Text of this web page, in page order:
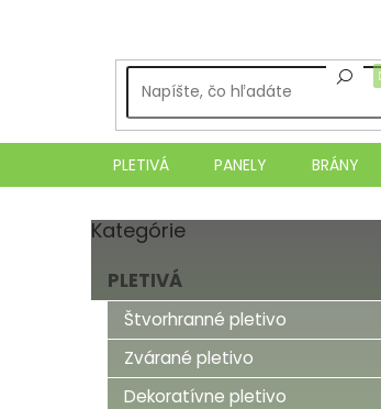
PLETIVÁ PANELY BRÁNY
B
č
Preskočiť
kategórie
Kategórie
PLETIVÁ
Štvorhranné pletivo
Zvárané pletivo
Dekoratívne pletivo